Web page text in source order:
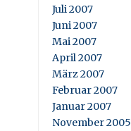
Juli 2007
Juni 2007
Mai 2007
April 2007
März 2007
Februar 2007
Januar 2007
November 2005